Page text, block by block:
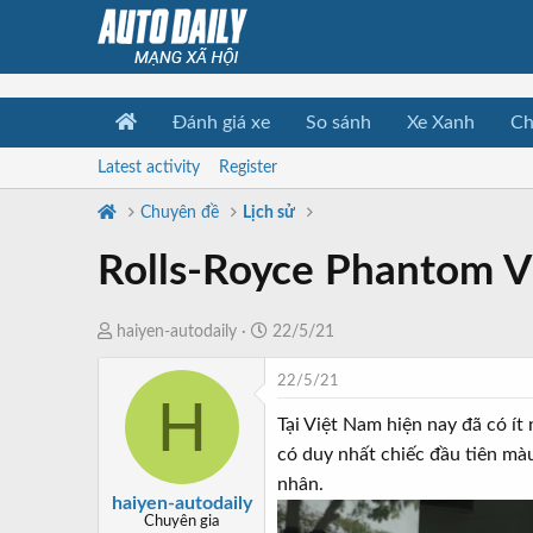
Đánh giá xe So sánh Xe Xanh
Latest activity Register
Chuyên đề Lịch sử
Rolls-Royce Phantom
T
t
haiyen-autodaily
N
g
à
ắ
đ
22/5/21
H
haiyen-autodaily
Chuyên gia
22/5/21
Tại Việt Nam hiện nay đã có
có duy nhất chiếc đầu tiên
nhân.